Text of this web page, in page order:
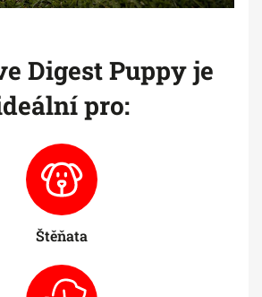
Digest Puppy je
pro:
Štěňata